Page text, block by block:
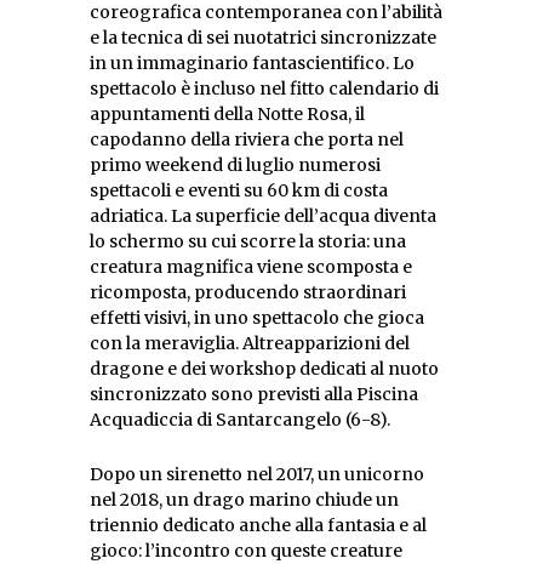
coreografica contemporanea con l’abilità
e la tecnica di sei nuotatrici sincronizzate
in un immaginario fantascientifico. Lo
spettacolo è incluso nel fitto calendario di
appuntamenti della Notte Rosa, il
capodanno della riviera che porta nel
primo weekend di luglio numerosi
spettacoli e eventi su 60 km di costa
adriatica. La superficie dell’acqua diventa
lo schermo su cui scorre la storia: una
creatura magnifica viene scomposta e
ricomposta, producendo straordinari
effetti visivi, in uno spettacolo che gioca
con la meraviglia. Altreapparizioni del
dragone e dei workshop dedicati al nuoto
sincronizzato sono previsti alla Piscina
Acquadiccia di Santarcangelo (6-8).
Dopo un sirenetto nel 2017, un unicorno
nel 2018, un drago marino chiude un
triennio dedicato anche alla fantasia e al
gioco: l’incontro con queste creature